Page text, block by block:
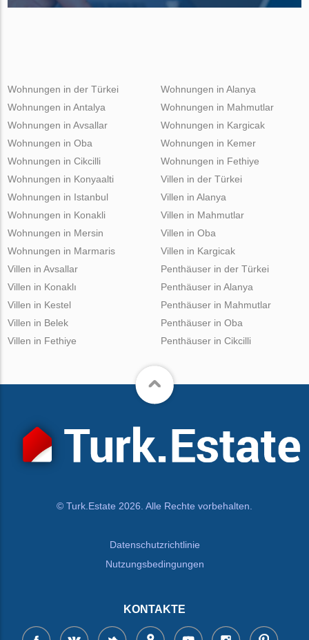
Wohnungen in der Türkei
Wohnungen in Antalya
Wohnungen in Avsallar
Wohnungen in Oba
Wohnungen in Cikcilli
Wohnungen in Alanya
Wohnungen in Mahmutlar
Wohnungen in Kargicak
Wohnungen in Kemer
Wohnungen in Fethiye
Wohnungen in Konyaalti
Wohnungen in Istanbul
Wohnungen in Konakli
Wohnungen in Mersin
Wohnungen in Marmaris
Villen in der Türkei
Villen in Alanya
Villen in Mahmutlar
Villen in Oba
Villen in Kargicak
Villen in Avsallar
Villen in Konaklı
Villen in Kestel
Villen in Belek
Villen in Fethiye
Penthäuser in der Türkei
Penthäuser in Alanya
Penthäuser in Mahmutlar
Penthäuser in Oba
Penthäuser in Cikcilli
© Turk.Estate 2026. Alle Rechte vorbehalten.
Datenschutzrichtlinie
Nutzungsbedingungen
KONTAKTE